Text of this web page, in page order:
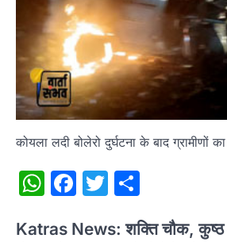
कोयला लदी बोलेरो दुर्घटना के बाद ग्रामीणों
WhatsApp
Facebook
Twitter
Katras News: शक्ति चौक, कुष्ठ